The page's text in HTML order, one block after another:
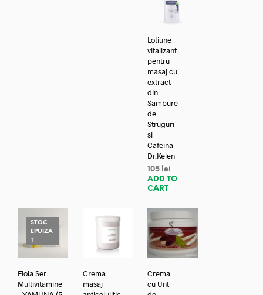
Lotiune
vitalizant
pentru
masaj cu
extract
din
Sambure
de
Struguri
si
Cafeina –
Dr.Kelen
105 lei
ADD TO
CART
STOC
EPUIZA
T
Fiola Ser
Multivitamine
Crema
masaj
Crema
cu Unt